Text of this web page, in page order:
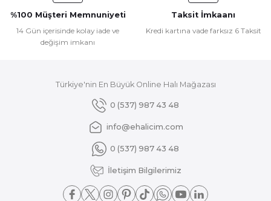
Ürün fiyatı diğer sitelerden daha pahalı.
Gönder
%100 Müşteri Memnuniyeti
14 Gün içerisinde kolay iade ve
değişim imkanı
Taksit İmkaanı
Kredi kartına vade farksız 6 Taksit
Türkiye'nin En Büyük Online Halı Mağazası
0 (537) 987 43 48
info@ehalicim.com
0 (537) 987 43 48
İletişim Bilgilerimiz